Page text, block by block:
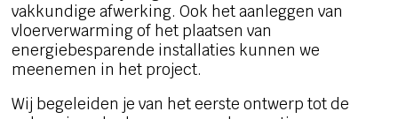
vakkundige afwerking. Ook het aanleggen van
vloerverwarming of het plaatsen van
energiebesparende installaties kunnen we
meenemen in het project.
Wij begeleiden je van het eerste ontwerp tot de